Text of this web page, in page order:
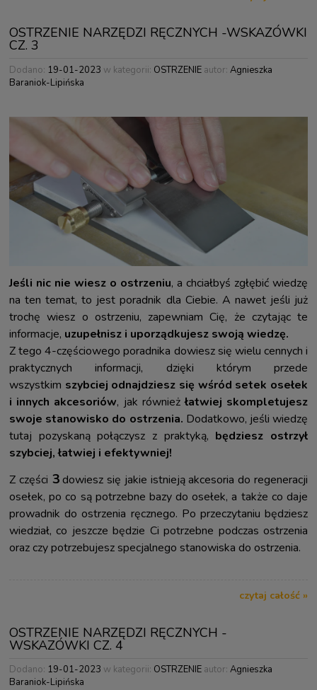
OSTRZENIE NARZĘDZI RĘCZNYCH -WSKAZÓWKI
CZ. 3
Dodano: 19-01-2023 w kategorii: OSTRZENIE autor: Agnieszka
Baraniok-Lipińska
Jeśli nic nie wiesz o ostrzeniu, a chciałbyś zgłębić wiedzę
na ten temat, to jest poradnik dla Ciebie. A nawet jeśli już
trochę wiesz o ostrzeniu, zapewniam Cię, że czytając te
informacje, uzupełnisz i uporządkujesz swoją wiedzę.
Z tego 4-częściowego poradnika dowiesz się wielu cennych i
praktycznych informacji, dzięki którym przede
wszystkim szybciej odnajdziesz się wśród setek osełek
i innych akcesoriów, jak równieżłatwiej skompletujesz
swoje stanowisko do ostrzenia. Dodatkowo, jeśli wiedzę
tutaj pozyskaną połączysz z praktyką, będziesz ostrzył
szybciej, łatwiej i efektywniej!
Z części 3dowiesz się jakie istnieją akcesoria do regeneracji
osełek, po co są potrzebne bazy do osełek, a także co daje
prowadnik do ostrzenia ręcznego. Po przeczytaniu będziesz
wiedział, co jeszcze będzie Ci potrzebne podczas ostrzenia
oraz czy potrzebujesz specjalnego stanowiska do ostrzenia.
czytaj całość »
OSTRZENIE NARZĘDZI RĘCZNYCH -
WSKAZÓWKI CZ. 4
Dodano: 19-01-2023 w kategorii: OSTRZENIE autor: Agnieszka
Baraniok-Lipińska